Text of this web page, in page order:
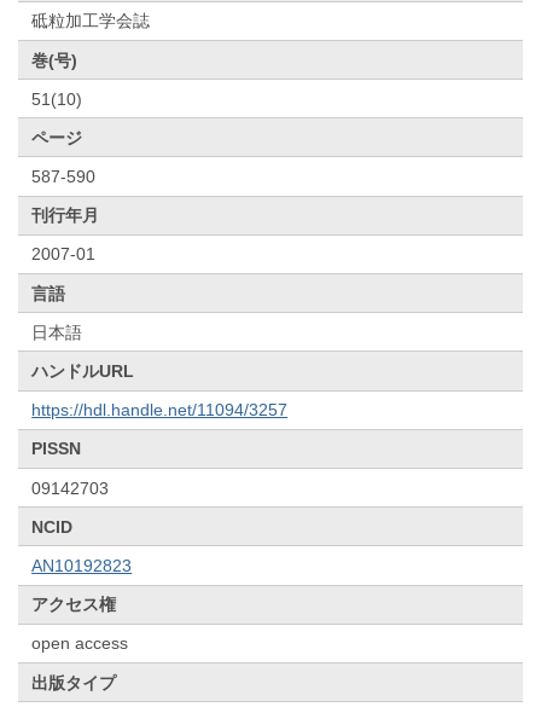
砥粒加工学会誌
巻(号)
51(10)
ページ
587-590
刊行年月
2007-01
言語
日本語
ハンドルURL
https://hdl.handle.net/11094/3257
PISSN
09142703
NCID
AN10192823
アクセス権
open access
出版タイプ